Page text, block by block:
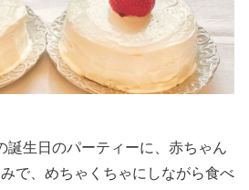
生日のパーティーに、 赤ちゃん
で、めちゃくちゃにしながら食べ